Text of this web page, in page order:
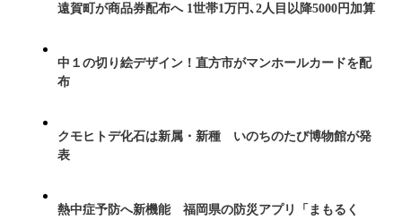
遠賀町が商品券配布へ 1世帯1万円､2人目以降5000円加算
中１の切り絵デザイン！直方市がマンホールカードを配
布
クモヒトデ化石は新属・新種 いのちのたび博物館が発
表
熱中症予防へ新機能 福岡県の防災アプリ「まもるく